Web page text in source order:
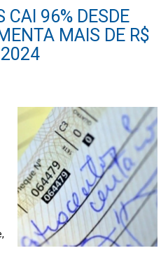
CAI 96% DESDE
MAIS DE R$